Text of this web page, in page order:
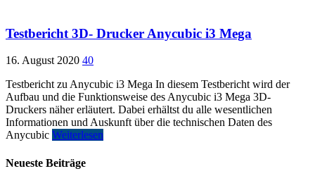
Testbericht 3D- Drucker Anycubic i3 Mega
16. August 2020 40
Testbericht zu Anycubic i3 Mega In diesem Testbericht wird der
Aufbau und die Funktionsweise des Anycubic i3 Mega 3D-
Druckers näher erläutert. Dabei erhältst du alle wesentlichen
Informationen und Auskunft über die technischen Daten des
Anycubic Weiterlesen
Neueste Beiträge